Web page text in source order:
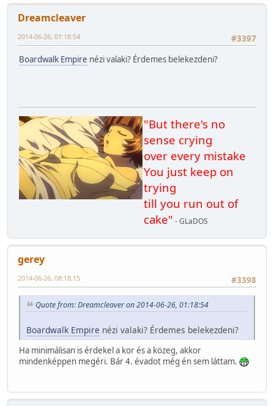
Dreamcleaver
#3397
2014-06-26, 01:18:54
Boardwalk Empire nézi valaki? Érdemes belekezdeni?
"But there's no
sense crying
over every mistake
You just keep on
trying
till you run out of
cake" - GLaDOS
gerey
#3398
2014-06-26, 08:18:15
Quote from: Dreamcleaver on 2014-06-26, 01:18:54
Boardwalk Empire nézi valaki? Érdemes belekezdeni?
Ha minimálisan is érdekel a kor és a közeg, akkor
mindenképpen megéri. Bár 4. évadot még én sem láttam.